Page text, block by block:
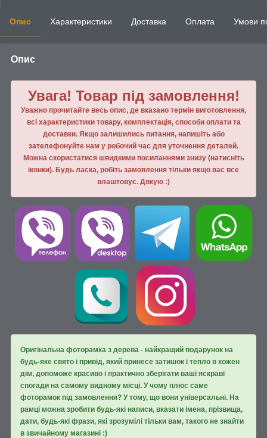
Опис Характеристики Доставка Оплата Умови
Опис
Увага! Товар під замовлення!
Уважно прочитайте весь опис, де вказано термін виготовлення,
всі характеристики товару, комплектація, способи оплати та
доставки. Якщо залишились питання, напишiть або
зателефонуйте нам у робочий час для уточнення деталей.
Можна скористатися швидкими посиланнями знизу (натисніть
іконки). Будь ласка, робiть замовлення тiльки якщо вас все
влаштовує. Дякую :)
Оригінальна фоторамка з дерева - найкращий подарунок на
будь-яке свято і привід, який принесе затишок і тепло в кожен
дім, допоможе красиво і практично зберігати ваші яскраві
спогади на самому видному місці. У чому плюс саме
фоторамок під замовлення? У тому, що вони універсальні. На
рамці можна зробити будь-які написи, вказати імена, прізвища,
дати, будь-які фрази, які зрозумілі тільки вам, такого не знайти
в звичайному магазині :)